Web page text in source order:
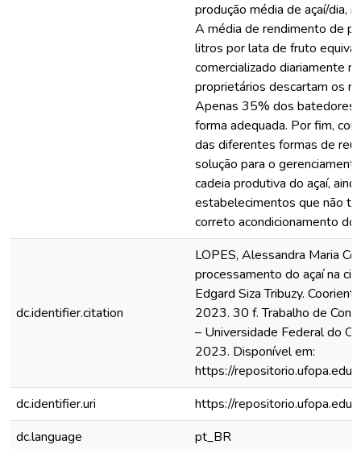
produção média de açaí/dia,
A média de rendimento de
litros por lata de fruto
comercializado diariamente
proprietários descartam os
Apenas 35% dos batedores
forma adequada. Por fim,
das diferentes formas de
solução para o
cadeia produtiva do açaí,
estabelecimentos que não
correto acondicionamento
dc.identifier.citation
LOPES, Alessandra Maria
processamento do açaí na
Edgard Siza Tribuzy.
2023. 30 f. Trabalho de
– Universidade Federal do
2023. Disponível em:
https://
dc.identifier.uri
https://
dc.language
pt_BR